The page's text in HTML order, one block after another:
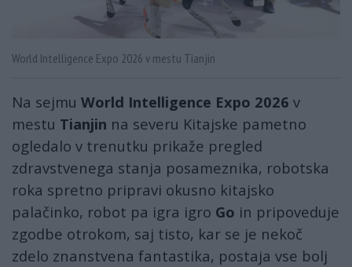
World Intelligence Expo 2026 v mestu Tianjin
Na sejmu World Intelligence Expo 2026 v
mestu Tianjin na severu Kitajske pametno
ogledalo v trenutku prikaže pregled
zdravstvenega stanja posameznika, robotska
roka spretno pripravi okusno kitajsko
palačinko, robot pa igra igro Go in pripoveduje
zgodbe otrokom, saj tisto, kar se je nekoč
zdelo znanstvena fantastika, postaja vse bolj